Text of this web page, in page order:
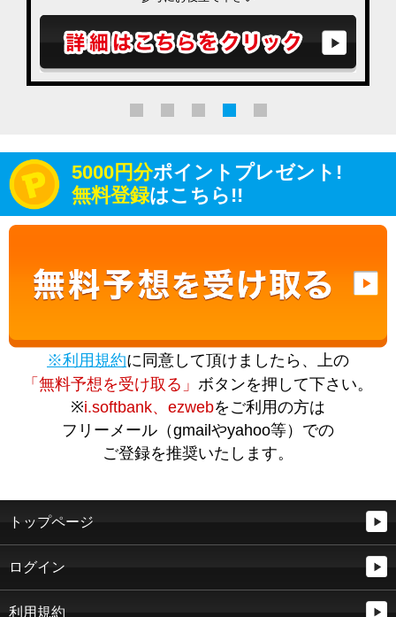
5000円分ポイントプレゼント!
無料登録はこちら!!
※利用規約に同意して頂けましたら、上の
「無料予想を受け取る」 ボタンを押して下さい。
※i.softbank、ezwebをご利用の方は
フリーメール（gmailやyahoo等）での
ご登録を推奨いたします。
トップページ
ログイン
利用規約